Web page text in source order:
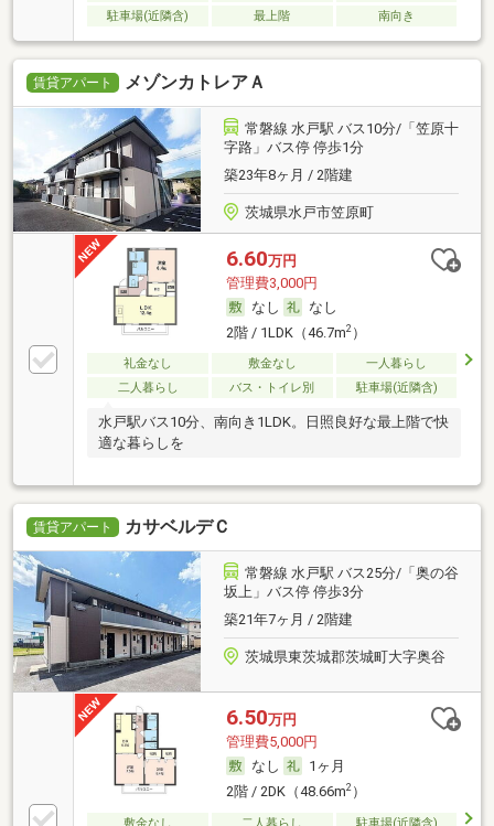
駐車場(近隣含)
最上階 南向き
賃貸アパート メゾンカトレアＡ
常磐線 水戸駅 バス10分/「笠原十
字路」バス停 停歩1分
築23年8ヶ月 / 2階建
茨城県水戸市笠原町
6.60万円
管理費3,000円
なし
なし
2階 / 1LDK（46.7m2）
礼金なし 敷金なし
一人暮らし
二人暮らし
バス・トイレ別 駐車場(近隣含)
水戸駅バス10分、南向き1LDK。日照良好な最上階で快
適な暮らしを
賃貸アパート カサベルデＣ
常磐線 水戸駅 バス25分/「奥の谷
坂上」バス停 停歩3分
築21年7ヶ月 / 2階建
茨城県東茨城郡茨城町大字奥谷
6.50万円
管理費5,000円
なし
1ヶ月
2階 / 2DK（48.66m2）
敷金なし 二人暮らし 駐車場(近隣含)